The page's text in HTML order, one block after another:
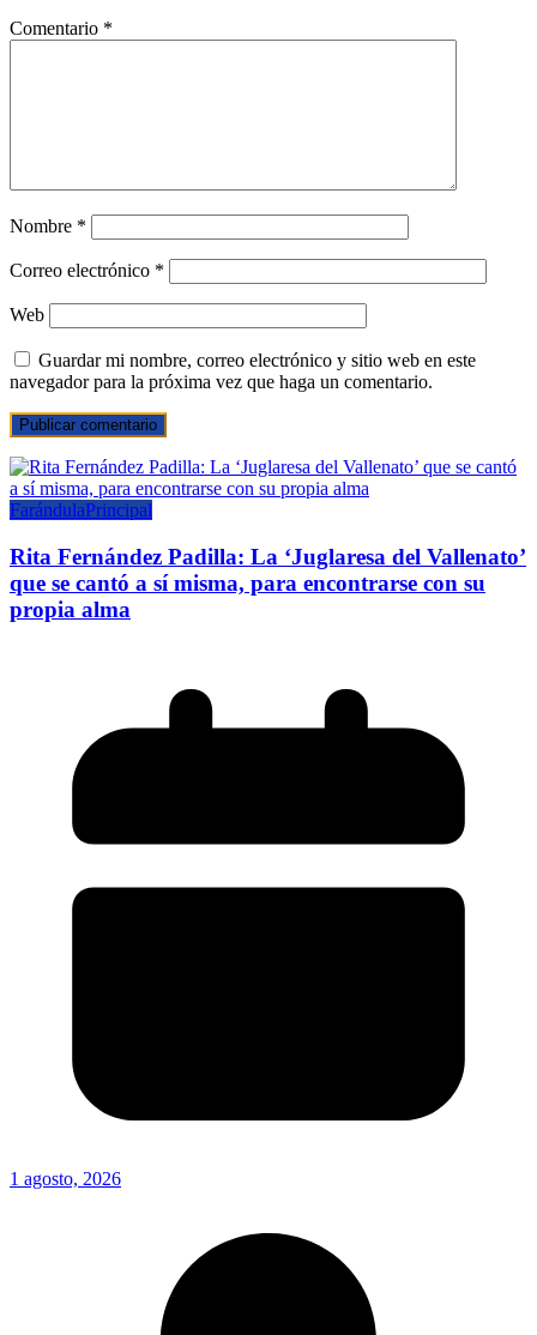
Comentario *
Nombre *
Correo electrónico *
Web
Guardar mi nombre, correo electrónico y sitio web en este
navegador para la próxima vez que haga un comentario.
FarándulaPrincipal
Rita Fernández Padilla: La ‘Juglaresa del Vallenato’
que se cantó a sí misma, para encontrarse con su
propia alma
1 agosto, 2026